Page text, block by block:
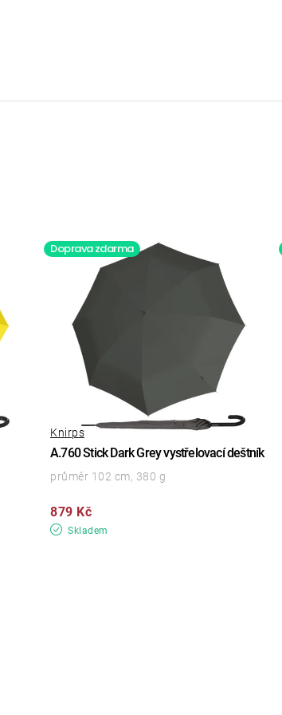
Doprava zdarma
A.760 Stick Dark Grey vystřelovací deštník
Knirps
Skladem
879 Kč
průměr 102 cm, 380 g